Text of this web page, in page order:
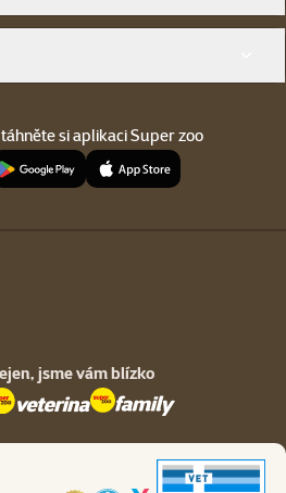
si aplikaci Super zoo
jsme vám blízko